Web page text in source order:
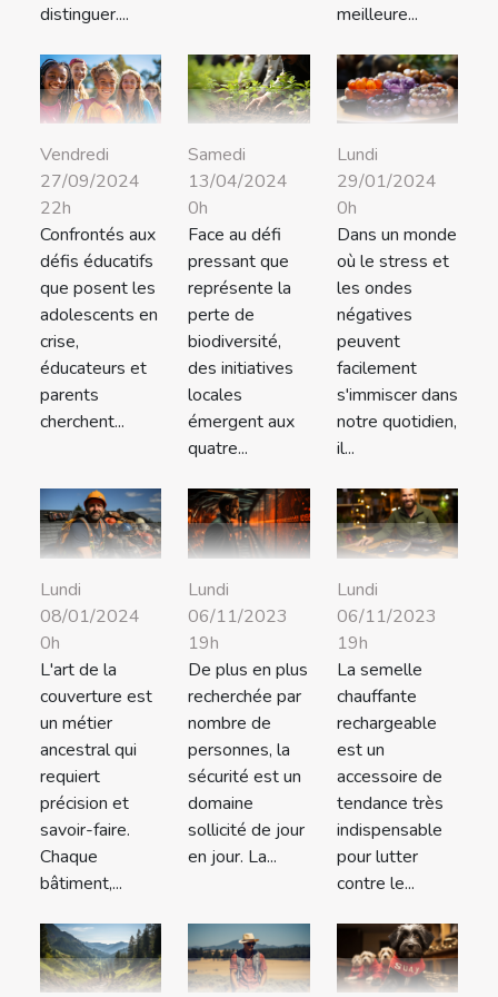
distinguer....
meilleure...
Vendredi
27/09/2024
22h
Confrontés aux
défis éducatifs
que posent les
adolescents en
crise,
éducateurs et
parents
cherchent...
Samedi
13/04/2024
0h
Face au défi
pressant que
représente la
perte de
biodiversité,
des initiatives
locales
émergent aux
quatre...
Lundi
29/01/2024
0h
Dans un monde
où le stress et
les ondes
négatives
peuvent
facilement
s'immiscer dans
notre quotidien,
il...
Lundi
08/01/2024
0h
L'art de la
couverture est
un métier
ancestral qui
requiert
précision et
savoir-faire.
Chaque
bâtiment,...
Lundi
06/11/2023
19h
De plus en plus
recherchée par
nombre de
personnes, la
sécurité est un
domaine
sollicité de jour
en jour. La...
Lundi
06/11/2023
19h
La semelle
chauffante
rechargeable
est un
accessoire de
tendance très
indispensable
pour lutter
contre le...